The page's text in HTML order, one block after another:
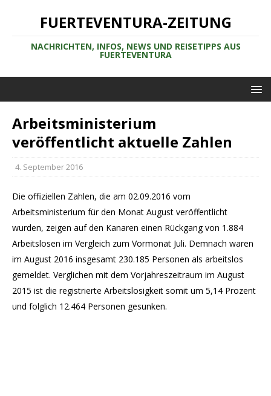
FUERTEVENTURA-ZEITUNG
NACHRICHTEN, INFOS, NEWS UND REISETIPPS AUS
FUERTEVENTURA
Arbeitsministerium
veröffentlicht aktuelle Zahlen
4. September 2016
Die offiziellen Zahlen, die am 02.09.2016 vom
Arbeitsministerium für den Monat August veröffentlicht
wurden, zeigen auf den Kanaren einen Rückgang von 1.884
Arbeitslosen im Vergleich zum Vormonat Juli. Demnach waren
im August 2016 insgesamt 230.185 Personen als arbeitslos
gemeldet. Verglichen mit dem Vorjahreszeitraum im August
2015 ist die registrierte Arbeitslosigkeit somit um 5,14 Prozent
und folglich 12.464 Personen gesunken.